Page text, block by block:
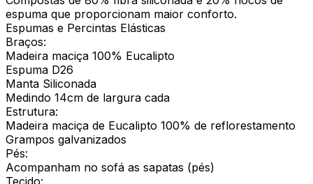
espuma que proporcionam maior conforto.
Espumas e Percintas Elásticas
Braços:
Madeira maciça 100% Eucalipto
Espuma D26
Manta Siliconada
Medindo 14cm de largura cada
Estrutura:
Madeira maciça de Eucalipto 100% de reflorestamento
Grampos galvanizados
Pés:
Acompanham no sofá as sapatas (pés)
Tecido: